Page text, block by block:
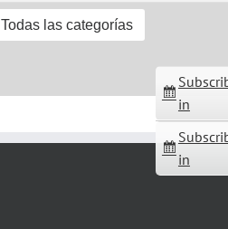
Todas las categorías
in
in